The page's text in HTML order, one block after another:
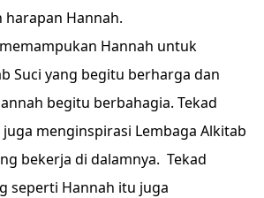
harapan Hannah.
Hannah untuk
Suci yang begitu berharga dan
begitu berbahagia. Tekad
menginspirasi Lembaga Alkitab
bekerja di dalamnya. Tekad
seperti Hannah itu juga